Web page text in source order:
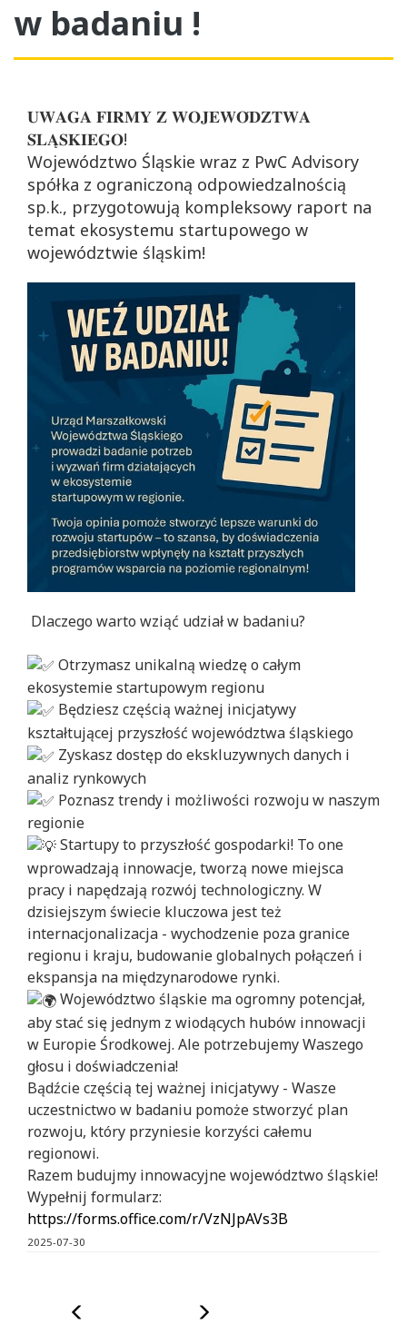
w badaniu !
𝐔𝐖𝐀𝐆𝐀 𝐅𝐈𝐑𝐌𝐘 𝐙 𝐖𝐎𝐉𝐄𝐖𝐎́𝐃𝐙𝐓𝐖𝐀
𝐒́𝐋𝐀̨𝐒𝐊𝐈𝐄𝐆𝐎!
Województwo Śląskie wraz z PwC Advisory
spółka z ograniczoną odpowiedzalnością
sp.k., przygotowują kompleksowy raport na
temat ekosystemu startupowego w
województwie śląskim!
Dlaczego warto wziąć udział w badaniu?
Otrzymasz unikalną wiedzę o całym
ekosystemie startupowym regionu
Będziesz częścią ważnej inicjatywy
kształtującej przyszłość województwa śląskiego
Zyskasz dostęp do ekskluzywnych danych i
analiz rynkowych
Poznasz trendy i możliwości rozwoju w naszym
regionie
Startupy to przyszłość gospodarki! To one
wprowadzają innowacje, tworzą nowe miejsca
pracy i napędzają rozwój technologiczny. W
dzisiejszym świecie kluczowa jest też
internacjonalizacja - wychodzenie poza granice
regionu i kraju, budowanie globalnych połączeń i
ekspansja na międzynarodowe rynki.
Województwo śląskie ma ogromny potencjał,
aby stać się jednym z wiodących hubów innowacji
w Europie Środkowej. Ale potrzebujemy Waszego
głosu i doświadczenia!
Bądźcie częścią tej ważnej inicjatywy - Wasze
uczestnictwo w badaniu pomoże stworzyć plan
rozwoju, który przyniesie korzyści całemu
regionowi.
Razem budujmy innowacyjne województwo śląskie!
Wypełnij formularz:
https://forms.office.com/r/VzNJpAVs3B
2025-07-30